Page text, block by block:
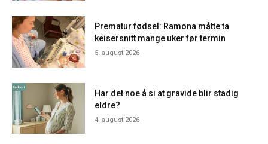
Prematur fødsel: Ramona måtte ta
keisersnitt mange uker før termin
5. august 2026
Har det noe å si at gravide blir stadig
eldre?
4. august 2026